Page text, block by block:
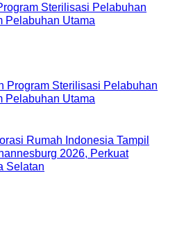
Sterilisasi Pelabuhan
Pelabuhan Utama
Rumah Indonesia Tampil
2026, Perkuat
Selatan